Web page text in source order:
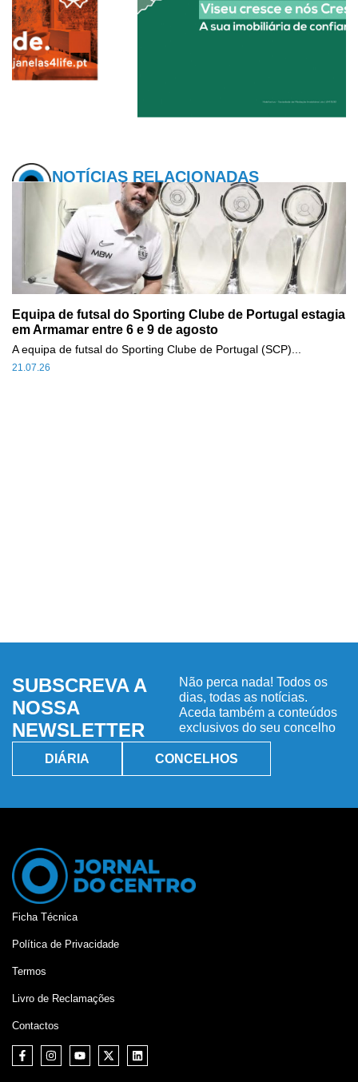
NOTÍCIAS RELACIONADAS
Equipa de futsal do Sporting Clube de Portugal estagia
em Armamar entre 6 e 9 de agosto
21.07.26
A equipa de futsal do Sporting Clube de Portugal (SCP)...
SUBSCREVA A
NOSSA
NEWSLETTER
Não perca nada! Todos os
dias, todas as notícias.
Aceda também a conteúdos
exclusivos do seu concelho
DIÁRIA CONCELHOS
Ficha Técnica
Política de Privacidade
Termos
Livro de Reclamações
Contactos